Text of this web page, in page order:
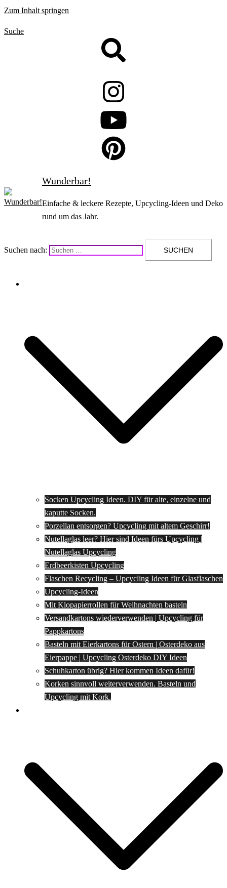
Zum Inhalt springen
Suche
Wunderbar!
Einfache & leckere Rezepte, Upcycling-Ideen und Deko
rund um das Jahr.
Suchen nach:
Socken Upcycling Ideen. DIY für alte, einzelne und
kaputte Socken.
Porzellan entsorgen? Upcycling mit altem Geschirr!
Nutellaglas leer? Hier sind Ideen fürs Upcycling |
Nutellaglas Upcycling
Erdbeerkisten Upcycling
Flaschen Recycling – Upcycling Ideen für Glasflaschen
Upcycling-Ideen
Mit Klopapierrollen für Weihnachten basteln
Versandkartons wiederverwenden | Upcycling für
Pappkartons
Basteln mit Eierkartons für Ostern | Osterdeko aus
Eierpappe | Upcycling Osterdeko DIY Ideen
Schuhkarton übrig? Hier kommen Ideen dafür!
Korken sinnvoll weiterverwenden. Basteln und
Upcycling mit Kork.